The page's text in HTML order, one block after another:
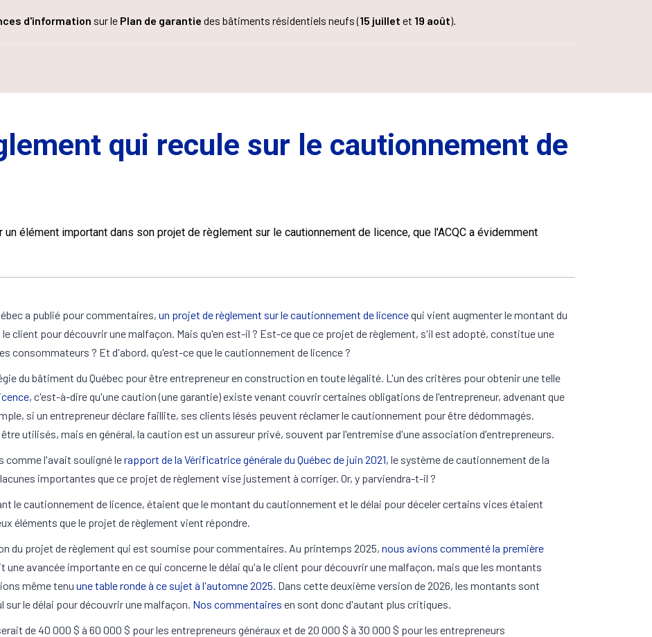
d'information sur le Plan de garantie des bâtiments résidentiels neufs (15 juillet et 19 août).
qui recule sur le cautionnement de
un élément important dans son projet de règlement sur le cautionnement de licence, que l'ACQC a évidemment
a publié pour commentaires, un projet de règlement sur le cautionnement de licencequi vient augmenter le montant du
client pour découvrir une malfaçon. Mais qu'en est-il ? Est-ce que ce projet de règlement, s'il est adopté, constitue une
consommateurs ? Et d'abord, qu'est-ce que le cautionnement de licence ?
du bâtiment du Québec pour être entrepreneur en construction en toute légalité. L'un des critères pour obtenir une telle
, c'est-à-dire qu'une caution (une garantie) existe venant couvrir certaines obligations de l'entrepreneur, advenant que
si un entrepreneur déclare faillite, ses clients lésés peuvent réclamer le cautionnement pour être dédommagés.
utilisés, mais en général, la caution est un assureur privé, souvent par l'entremise d'une association d'entrepreneurs.
comme l'avait souligné lerapport de la Vérificatrice générale du Québec de juin 2021, le système de cautionnement de la
importantes que ce projet de règlement vise justement à corriger. Or, y parviendra-t-il ?
le cautionnement de licence, étaient que le montant du cautionnement et le délai pour déceler certains vices étaient
éléments que le projet de règlement vient répondre.
du projet de règlement qui est soumise pour commentaires. Au printemps 2025, nous avions commenté la première
avancée importante en ce qui concerne le délai qu'a le client pour découvrir une malfaçon, mais que les montants
même tenu une table ronde à ce sujet à l'automne 2025. Dans cette deuxième version de 2026, les montants sont
sur le délai pour découvrir une malfaçon. Nos commentaires en sont donc d'autant plus critiques.
de 40 000 $ à 60 000 $ pour les entrepreneurs généraux et de 20 000 $ à 30 000 $ pour les entrepreneurs